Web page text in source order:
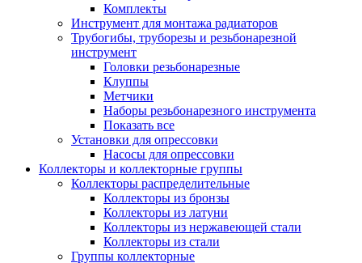
Комплекты
Инструмент для монтажа радиаторов
Трубогибы, труборезы и резьбонарезной
инструмент
Головки резьбонарезные
Клуппы
Метчики
Наборы резьбонарезного инструмента
Показать все
Установки для опрессовки
Насосы для опрессовки
Коллекторы и коллекторные группы
Коллекторы распределительные
Коллекторы из бронзы
Коллекторы из латуни
Коллекторы из нержавеющей стали
Коллекторы из стали
Группы коллекторные